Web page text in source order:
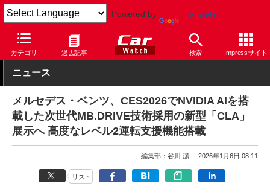
Powered by Translate
カテゴリ 過去記事 検索 Impressサイト
Car Watch 自動車 メルセデス・ベンツ CLA
ニュース
メルセデス・ベンツ、CES2026でNVIDIA AIを搭
載した次世代MB.DRIVE技術採用の新型「CLA」
展示へ 高度なレベル2運転支援機能搭載
編集部：谷川 潔 2026年1月6日 08:11
リスト